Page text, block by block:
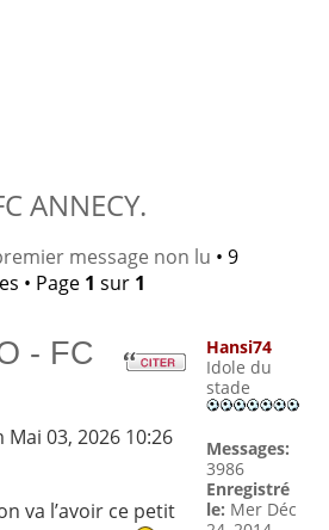
ANNECY.
message non lu • 9
• Page 1 sur 1
- FC
Mai 03, 2026 10:26
va l’avoir ce petit
Hansi74
Idole du
stade
Messages:
3986
Enregistré
le: Mer Déc